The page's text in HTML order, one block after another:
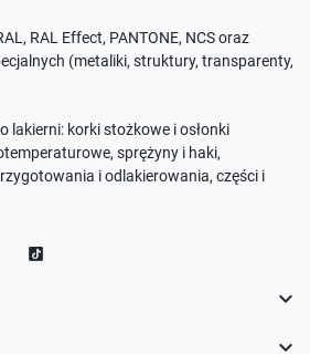
RAL Effect, PANTONE, NCS oraz
(metaliki, struktury, transparenty,
lakierni: korki stożkowe i osłonki
sprężyny i haki,
i odlakierowania, części i

